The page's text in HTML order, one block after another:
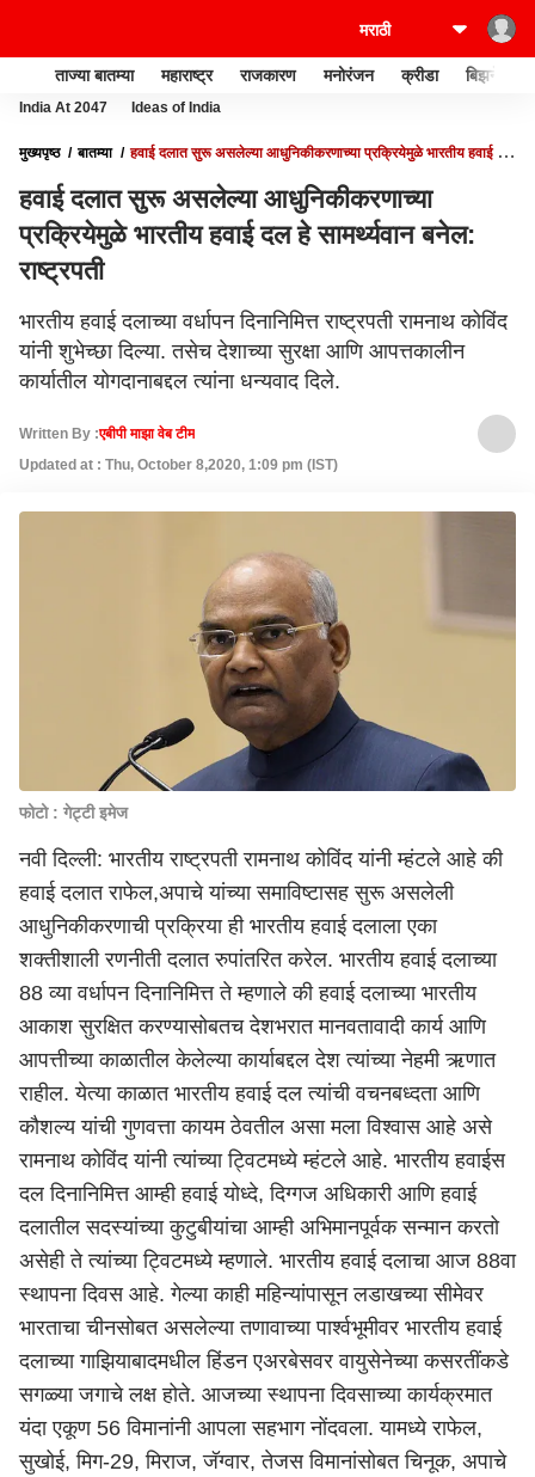
ताज्या बातम्या महाराष्ट्र राजकारण मनोरंजन क्रीडा बिझनेस
India At 2047 Ideas of India
मुख्यपृष्ठ बातम्या
हवाई दलात सुरू असलेल्या आधुनिकीकरणाच्या प्रक्रियेमुळे भारतीय हवाई दल
हवाई दलात सुरू असलेल्या आधुनिकीकरणाच्या
प्रक्रियेमुळे भारतीय हवाई दल हे सामर्थ्यवान बनेल:
राष्ट्रपती
भारतीय हवाई दलाच्या वर्धापन दिनानिमित्त राष्ट्रपती रामनाथ कोविंद
यांनी शुभेच्छा दिल्या. तसेच देशाच्या सुरक्षा आणि आपत्तकालीन
कार्यातील योगदानाबद्दल त्यांना धन्यवाद दिले.
Written By :एबीपी माझा वेब टीम
Updated at : Thu, October 8,2020, 1:09 pm (IST)
फोटो : गेट्टी इमेज
नवी दिल्ली: भारतीय राष्ट्रपती रामनाथ कोविंद यांनी म्हंटले आहे की
हवाई दलात राफेल,अपाचे यांच्या समाविष्टासह सुरू असलेली
आधुनिकीकरणाची प्रक्रिया ही भारतीय हवाई दलाला एका
शक्तीशाली रणनीती दलात रुपांतरित करेल. भारतीय हवाई दलाच्या
88 व्या वर्धापन दिनानिमित्त ते म्हणाले की हवाई दलाच्या भारतीय
आकाश सुरक्षित करण्यासोबतच देशभरात मानवतावादी कार्य आणि
आपत्तीच्या काळातील केलेल्या कार्याबद्दल देश त्यांच्या नेहमी ऋणात
राहील. येत्या काळात भारतीय हवाई दल त्यांची वचनबध्दता आणि
कौशल्य यांची गुणवत्ता कायम ठेवतील असा मला विश्वास आहे असे
रामनाथ कोविंद यांनी त्यांच्या ट्विटमध्ये म्हंटले आहे. भारतीय हवाईस
दल दिनानिमित्त आम्ही हवाई योध्दे, दिग्गज अधिकारी आणि हवाई
दलातील सदस्यांच्या कुटुबीयांचा आम्ही अभिमानपूर्वक सन्मान करतो
असेही ते त्यांच्या ट्विटमध्ये म्हणाले. भारतीय हवाई दलाचा आज 88वा
स्थापना दिवस आहे. गेल्या काही महिन्यांपासून लडाखच्या सीमेवर
भारताचा चीनसोबत असलेल्या तणावाच्या पार्श्वभूमीवर भारतीय हवाई
दलाच्या गाझियाबादमधील हिंडन एअरबेसवर वायुसेनेच्या कसरतींकडे
सगळ्या जगाचे लक्ष होते. आजच्या स्थापना दिवसाच्या कार्यक्रमात
यंदा एकूण 56 विमानांनी आपला सहभाग नोंदवला. यामध्ये राफेल,
सुखोई, मिग-29, मिराज, जॅग्वार, तेजस विमानांसोबत चिनूक, अपाचे